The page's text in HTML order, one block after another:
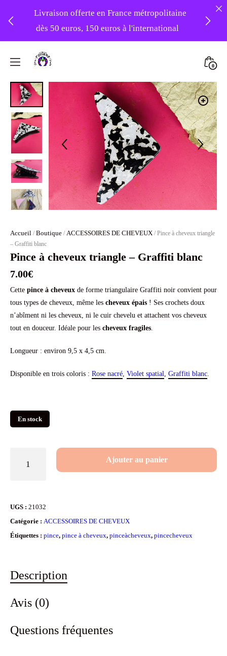
Livraison offerte en France métropolitaine
dès 50 euros, 150 euros à l'international
Foudre
Turbans
0
Accueil / Boutique / ACCESSOIRES DE CHEVEUX / Pince à cheveux triangle
– Graffiti blanc
Pince à cheveux triangle – Graffiti blanc
7.00€
Cette pince à cheveux de forme triangulaire Graffiti noir convient pour
tous types de cheveux, même les cheveux épais ! Ses crochets doux
n’abîment ni les cheveux, ni le cuir chevelu et attachent vos cheveux
tout en douceur. Idéale pour les cheveux fragiles.
Longueur : environ 9,5 x 4,5 cm.
Disponible en trois coloris : Rose nacré, Violet spatial, Graffiti blanc.
En stock
triangle
blanc
Ajouter au panier
UGS : 21032
Catégorie : ACCESSOIRES DE CHEVEUX
Étiquettes : pince, pince à cheveux, pinceàcheveux, pincecheveux
Description
Avis (0)
Questions fréquentes